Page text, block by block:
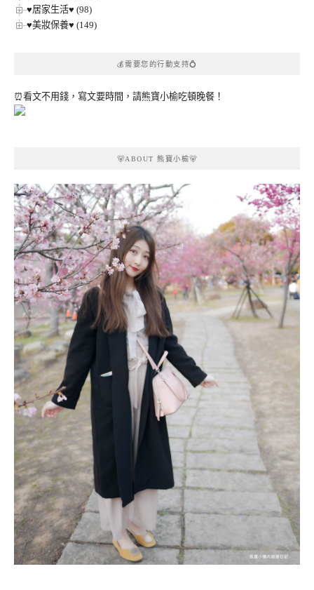
♥居家生活♥ (98)
♥美妝保養♥ (149)
💰需要您的行動支持💍
⏰看文不用錢，寫文要時間，請熊寶小榆吃頓晚餐！
🐻ABOUT 熊寶小榆🐻